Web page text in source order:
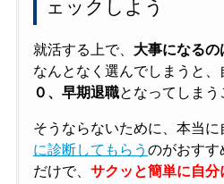
ェックしよう
就活する上で、 大事になる
なんとなく選んでしまうと、
０、早期退職となってしまう
そうならないために、本当
に診断してもらう のがおすす
だけで、 サクッと簡単に自